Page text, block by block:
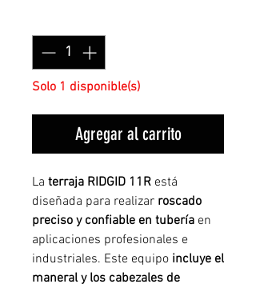
Solo 1 disponible(s)
Agregar al carrito
La terraja RIDGID 11R está
diseñada para realizar roscado
preciso y confiable en tubería en
aplicaciones profesionales e
industriales. Este equipo incluye el
maneral y los cabezales de